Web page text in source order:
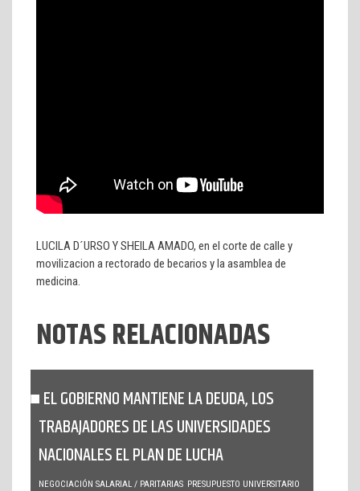
LUCILA D´URSO Y SHEILA AMADO, en el corte de calle y
movilizacion a rectorado de becarios y la asamblea de
medicina.
NOTAS RELACIONADAS
EL GOBIERNO MANTIENE LA DEUDA, LOS
TRABAJADORES DE LAS UNIVERSIDADES
NACIONALES EL PLAN DE LUCHA
NEGOCIACIÓN SALARIAL / PARITARIAS PRESUPUESTO UNIVERSITARIO